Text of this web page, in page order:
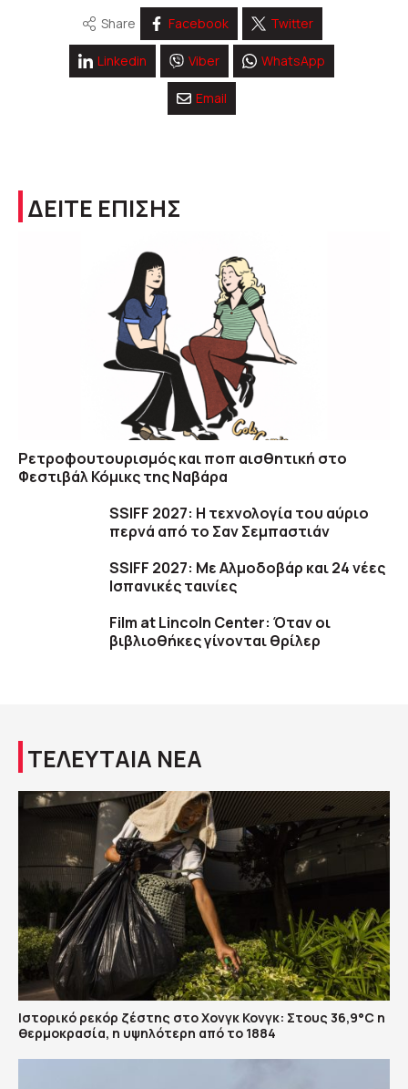
Share Facebook Twitter
Linkedin Viber WhatsApp
Email
ΔΕΙΤΕ ΕΠΙΣΗΣ
Ρετροφουτουρισμός και ποπ αισθητική στο
Φεστιβάλ Κόμικς της Ναβάρα
SSIFF 2027: Η τεχνολογία του αύριο
περνά από το Σαν Σεμπαστιάν
SSIFF 2027: Με Αλμοδοβάρ και 24 νέες
Ισπανικές ταινίες
Film at Lincoln Center: Όταν οι
βιβλιοθήκες γίνονται θρίλερ
ΤΕΛΕΥΤΑΙΑ ΝΕΑ
Ιστορικό ρεκόρ ζέστης στο Χονγκ Κονγκ: Στους 36,9°C η
θερμοκρασία, η υψηλότερη από το 1884